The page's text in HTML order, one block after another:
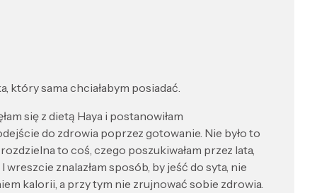
który sama chciałabym posiadać.
się z dietą Haya i postanowiłam
do zdrowia poprzez gotowanie. Nie było to
to coś, czego poszukiwałam przez lata,
znalazłam sposób, by jeść do syta, nie
kalorii, a przy tym nie zrujnować sobie zdrowia.